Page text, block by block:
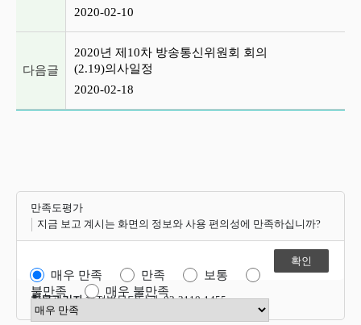
2020-02-10
다음글
2020년 제10차 방송통신위원회 회의
(2.19)의사일정
2020-02-18
만족도평가
지금 보고 계시는 화면의 정보와 사용 편의성에 만족하십니까?
매우 만족 만족
보통
불만족
매우 불만족
만족도 점수 선택
항목관리자행정법무담당관 02-2110-1455